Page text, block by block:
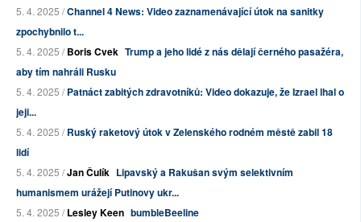
5. 4. 2025 /Channel 4 News: Video zaznamenávající útok na sanitky
zpochybnilo t...
5. 4. 2025 /Boris Cvek Trump a jeho lidé z nás dělají černého pasažéra,
aby tím nahráli Rusku
5. 4. 2025 /Patnáct zabitých zdravotníků: Video dokazuje, že Izrael lhal o
jeji...
5. 4. 2025 /Ruský raketový útok v Zelenského rodném městě zabil 18
lidí
5. 4. 2025 /Jan Čulík Lipavský a Rakušan svým selektivním
humanismem urážejí Putinovy ukr...
5. 4. 2025 /Lesley Keen bumbleBeeline